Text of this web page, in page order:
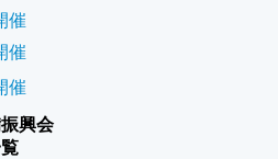
興会
催
催
催